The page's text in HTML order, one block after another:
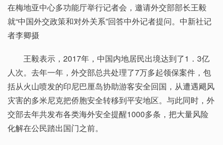
在梅地亚中心多功能厅举行记者会，邀请外交部部长王毅
就“中国外交政策和对外关系”回答中外记者提问。中新社记
者李卿摄
王毅表示，2017年，中国内地居民出境达到了1．3亿
人次。去年一年，外交部总共处理了7万多起领保案件，包
括从火山喷发的印尼巴厘岛协助游客安全回国，从遭遇飓风
灾害的多米尼克把侨胞安全转移到平安地区。与此同时，外
交部去年共发布各类海外安全提醒1000多条，把大量风险
化解在公民踏出国门之前。